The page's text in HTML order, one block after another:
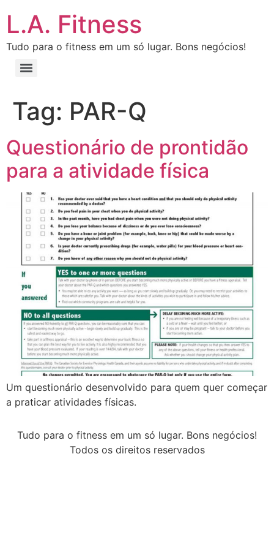
L.A. Fitness
Tudo para o fitness em um só lugar. Bons negócios!
Tag: PAR-Q
Questionário de prontidão
para a atividade física
Um questionário desenvolvido para quem quer começar
a praticar atividades físicas.
Tudo para o fitness em um só lugar. Bons negócios!
Todos os direitos reservados